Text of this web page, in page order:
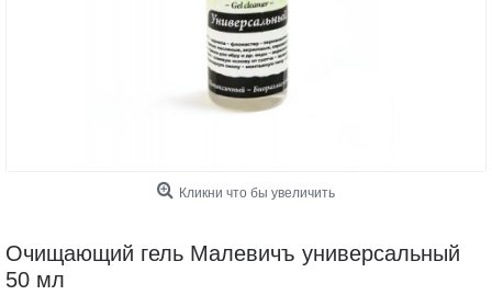
Кликни что бы увеличить
Очищающий гель Малевичъ универсальный
50 мл